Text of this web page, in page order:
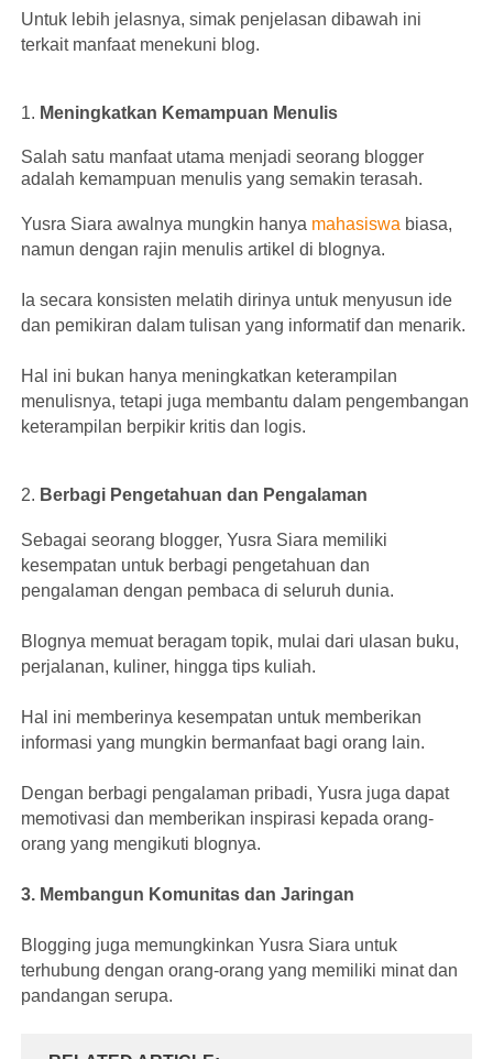
Untuk lebih jelasnya, simak penjelasan dibawah ini
terkait manfaat menekuni blog.
1. Meningkatkan Kemampuan Menulis
Salah satu manfaat utama menjadi seorang blogger
adalah kemampuan menulis yang semakin terasah.
Yusra Siara awalnya mungkin hanya mahasiswa biasa,
namun dengan rajin menulis artikel di blognya.
Ia secara konsisten melatih dirinya untuk menyusun ide
dan pemikiran dalam tulisan yang informatif dan menarik.
Hal ini bukan hanya meningkatkan keterampilan
menulisnya, tetapi juga membantu dalam pengembangan
keterampilan berpikir kritis dan logis.
2. Berbagi Pengetahuan dan Pengalaman
Sebagai seorang blogger, Yusra Siara memiliki
kesempatan untuk berbagi pengetahuan dan
pengalaman dengan pembaca di seluruh dunia.
Blognya memuat beragam topik, mulai dari ulasan buku,
perjalanan, kuliner, hingga tips kuliah.
Hal ini memberinya kesempatan untuk memberikan
informasi yang mungkin bermanfaat bagi orang lain.
Dengan berbagi pengalaman pribadi, Yusra juga dapat
memotivasi dan memberikan inspirasi kepada orang-
orang yang mengikuti blognya.
3. Membangun Komunitas dan Jaringan
Blogging juga memungkinkan Yusra Siara untuk
terhubung dengan orang-orang yang memiliki minat dan
pandangan serupa.